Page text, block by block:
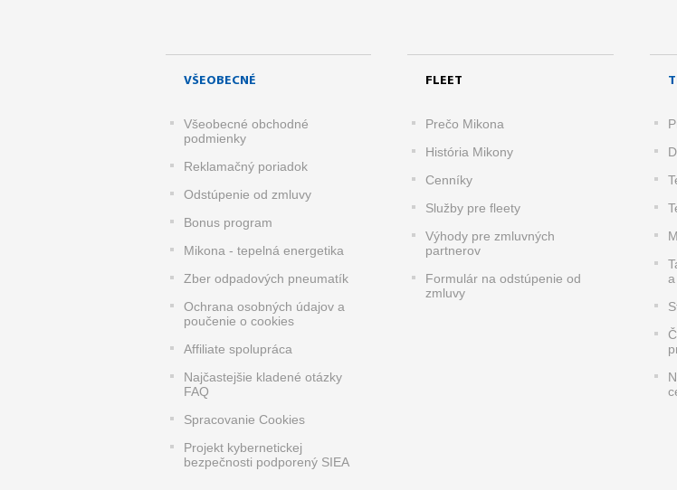
VŠEOBECNÉ
Všeobecné obchodné
podmienky
Reklamačný poriadok
Odstúpenie od zmluvy
Bonus program
Mikona - tepelná energetika
Zber odpadových pneumatík
Ochrana osobných údajov a
poučenie o cookies
Affiliate spolupráca
Najčastejšie kladené otázky
FAQ
Spracovanie Cookies
Projekt kybernetickej
bezpečnosti podporený SIEA
FLEET
Prečo Mikona
História Mikony
Cenníky
Služby pre fleety
Výhody pre zmluvných
partnerov
Formulár na odstúpenie od
zmluvy